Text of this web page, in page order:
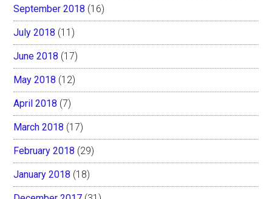
September 2018 (16)
July 2018 (11)
June 2018 (17)
May 2018 (12)
April 2018 (7)
March 2018 (17)
February 2018 (29)
January 2018 (18)